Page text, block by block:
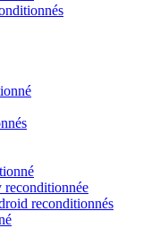
reconditionnée
reconditionnés